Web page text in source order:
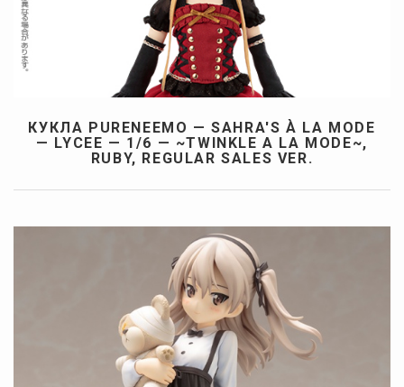
КУКЛА PURENEEMO — SAHRA'S À LA MODE
— LYCEE — 1/6 — ~TWINKLE A LA MODE~,
RUBY, REGULAR SALES VER.